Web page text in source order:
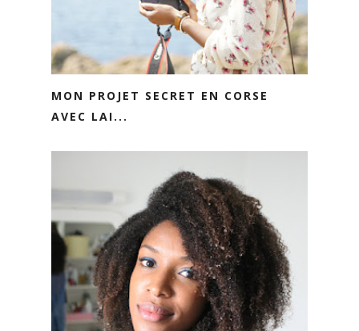
MON PROJET SECRET EN CORSE
AVEC LAI...